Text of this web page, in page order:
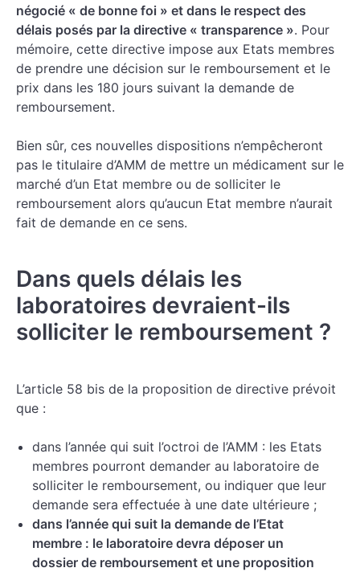
négocié « de bonne foi » et dans le respect des
délais posés par la directive « transparence ». Pour
mémoire, cette directive impose aux Etats membres
de prendre une décision sur le remboursement et le
prix dans les 180 jours suivant la demande de
remboursement.
Bien sûr, ces nouvelles dispositions n’empêcheront
pas le titulaire d’AMM de mettre un médicament sur le
marché d’un Etat membre ou de solliciter le
remboursement alors qu’aucun Etat membre n’aurait
fait de demande en ce sens.
Dans quels délais les
laboratoires devraient-ils
solliciter le remboursement ?
L’article 58 bis de la proposition de directive prévoit
que :
dans l’année qui suit l’octroi de l’AMM : les Etats
membres pourront demander au laboratoire de
solliciter le remboursement, ou indiquer que leur
demande sera effectuée à une date ultérieure ;
dans l’année qui suit la demande de l’Etat
membre : le laboratoire devra déposer un
dossier de remboursement et une proposition